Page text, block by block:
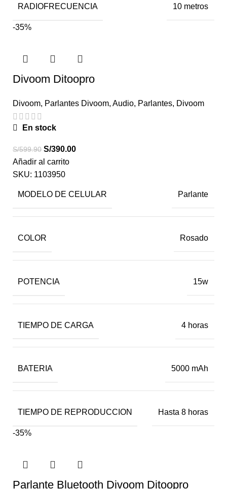
RADIOFRECUENCIA 10 metros
-35%
Divoom Ditoopro
Divoom, Parlantes Divoom, Audio, Parlantes, Divoom
En stock
S/599.90 S/390.00
Añadir al carrito
SKU: 1103950
MODELO DE CELULAR Parlante
COLOR Rosado
POTENCIA 15w
TIEMPO DE CARGA 4 horas
BATERIA 5000 mAh
TIEMPO DE REPRODUCCION Hasta 8 horas
-35%
Parlante Bluetooth Divoom Ditoopro